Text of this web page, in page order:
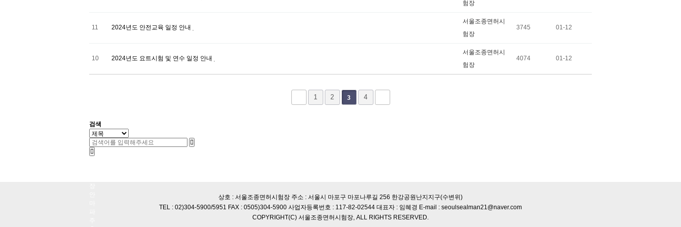
험장
11 2024년도 안전교육 일정 안내
서울조종면허시
험장
3745 01-12
10 2024년도 요트시험 및 연수 일정 안내
서울조종면허시
험장
4074 01-12
1 2 3 4
검색
상호 : 서울조종면허시험장 주소 : 서울시 마포구 마포나루길 256 한강공원난지지구(수변위)
TEL : 02)304-5900/5951 FAX : 0505)304-5900 사업자등록번호 : 117-82-02544 대표자 : 임혜경 E-mail : seoulsealman21@naver.com
COPYRIGHT(C) 서울조종면허시험장, ALL RIGHTS RESERVED.